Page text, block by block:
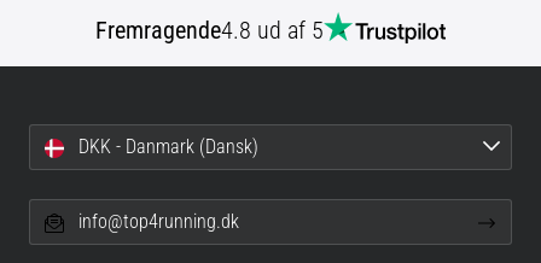
Fremragende4.8 ud af 5
DKK - Danmark (Dansk)
info@top4running.dk